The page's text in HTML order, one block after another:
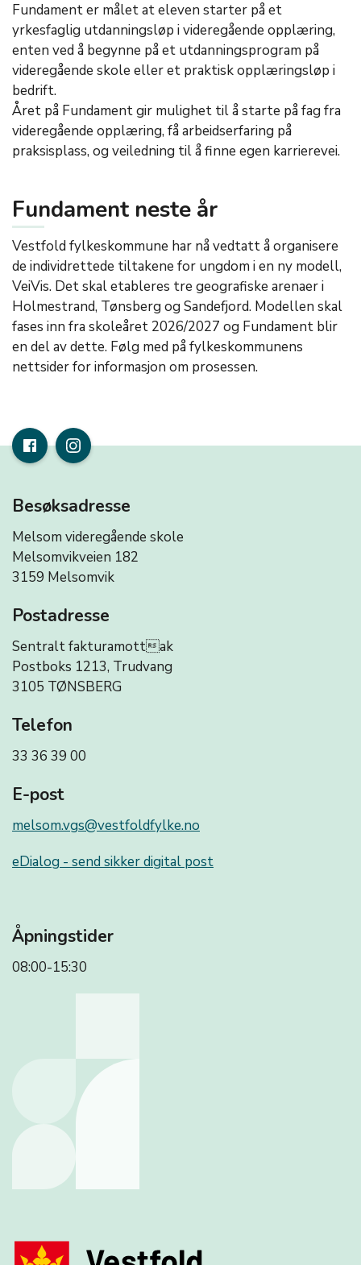
Fundament er målet at eleven starter på et
yrkesfaglig utdanningsløp i videregående opplæring,
enten ved å begynne på et utdanningsprogram på
videregående skole eller et praktisk opplæringsløp i
bedrift.
Året på Fundament gir mulighet til å starte på fag fra
videregående opplæring, få arbeidserfaring på
praksisplass, og veiledning til å finne egen karrierevei.
Fundament neste år
Vestfold fylkeskommune har nå vedtatt å organisere
de individrettede tiltakene for ungdom i en ny modell,
VeiVis. Det skal etableres tre geografiske arenaer i
Holmestrand, Tønsberg og Sandefjord. Modellen skal
fases inn fra skoleåret 2026/2027 og Fundament blir
en del av dette. Følg med på fylkeskommunens
nettsider for informasjon om prosessen.
Besøksadresse
Melsom videregående skole
Melsomvikveien 182
3159 Melsomvik
Postadresse
Sentralt fakturamottak
Postboks 1213, Trudvang
3105 TØNSBERG
Telefon
33 36 39 00
E-post
melsom.vgs@vestfoldfylke.no
eDialog - send sikker digital post
Åpningstider
08:00-15:30